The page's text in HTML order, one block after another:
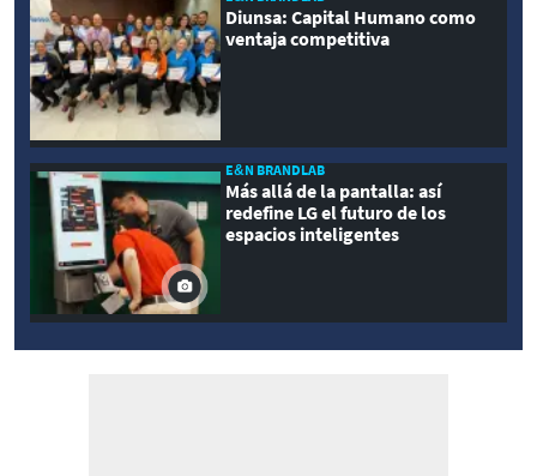
Diunsa: Capital Humano como
ventaja competitiva
E&N BRANDLAB
Más allá de la pantalla: así
redefine LG el futuro de los
espacios inteligentes